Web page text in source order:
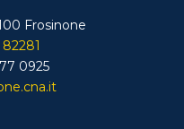
Frosinone
0925